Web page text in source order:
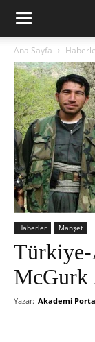
Ana Sayfa
Haberler Manşet
McGurk
Yazar: Akademi